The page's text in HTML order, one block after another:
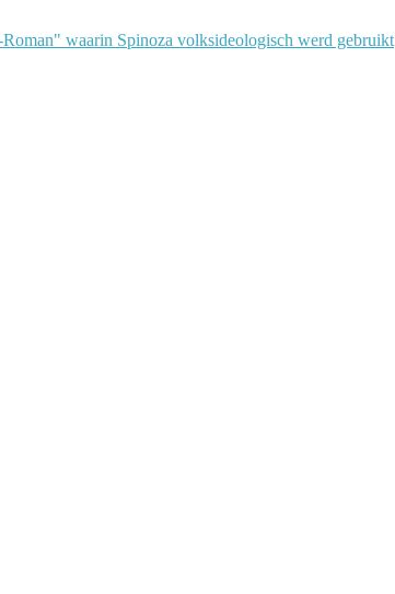
waarin Spinoza volksideologisch werd gebruikt